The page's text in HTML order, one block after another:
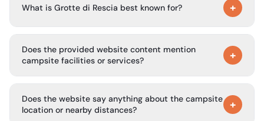
What is Grotte di Rescia best known for? +
campsite itself. It appears to show unrelated casino and
betting information instead.
Does the provided website content mention
campsite facilities or services?
+
facilities, sanitary blocks, parking, food, or other visitor
services.
Does the website say anything about the campsite
location or nearby distances?
+